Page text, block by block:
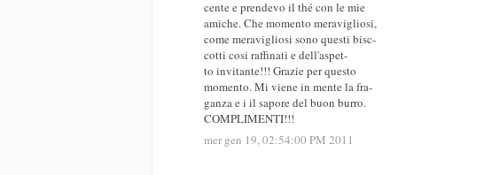
cente e prendevo il thé con le mie
amiche. Che momento meravigliosi,
come meravigliosi sono questi bisc-
cotti cosi raffinati e dell'aspet-
to invitante!!! Grazie per questo
momento. Mi viene in mente la fra-
ganza e i il sapore del buon burro.
COMPLIMENTI!!!
mer gen 19, 02:54:00 PM 2011